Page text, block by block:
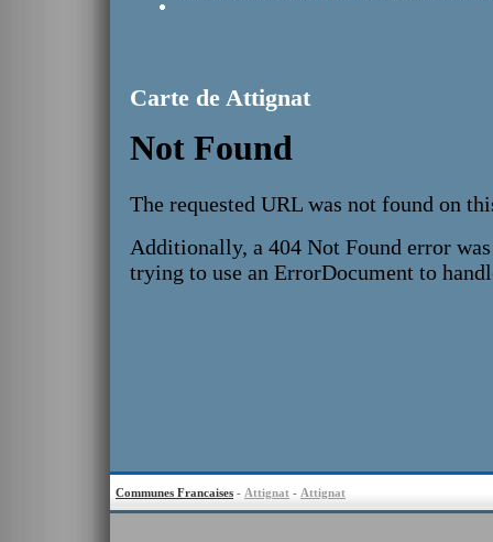
Carte de Attignat
Communes Francaises - Attignat - Attignat